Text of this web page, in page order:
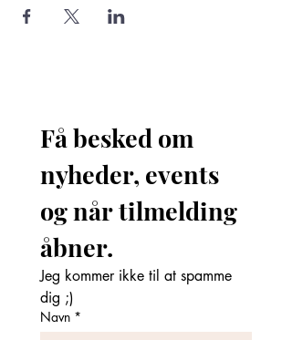
Få besked om
nyheder, events
og når tilmelding
Jeg kommer ikke til at spamme
dig ;)
Navn *